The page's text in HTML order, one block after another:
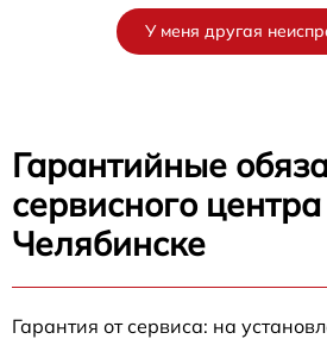
У меня другая
Гарантийные
сервисного
Челябинске
Гарантия от сервиса: на